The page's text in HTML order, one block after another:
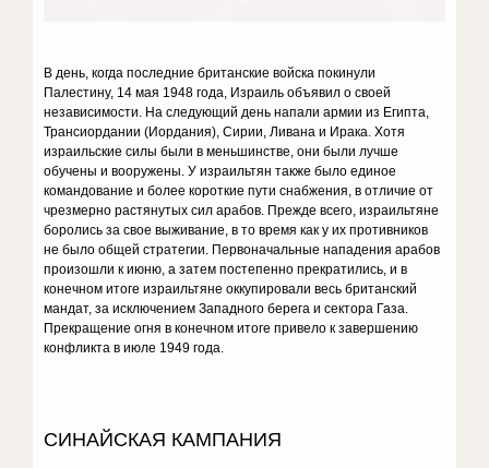
В день, когда последние британские войска покинули
Палестину, 14 мая 1948 года, Израиль объявил о своей
независимости. На следующий день напали армии из Египта,
Трансиордании (Иордания), Сирии, Ливана и Ирака. Хотя
израильские силы были в меньшинстве, они были лучше
обучены и вооружены. У израильтян также было единое
командование и более короткие пути снабжения, в отличие от
чрезмерно растянутых сил арабов. Прежде всего, израильтяне
боролись за свое выживание, в то время как у их противников
не было общей стратегии. Первоначальные нападения арабов
произошли к июню, а затем постепенно прекратились, и в
конечном итоге израильтяне оккупировали весь британский
мандат, за исключением Западного берега и сектора Газа.
Прекращение огня в конечном итоге привело к завершению
конфликта в июле 1949 года.
СИНАЙСКАЯ КАМПАНИЯ